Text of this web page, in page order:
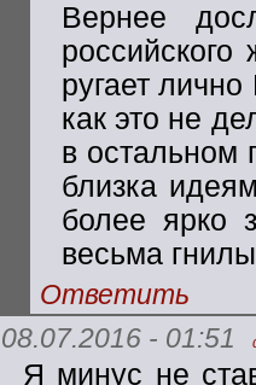
Вернее
ругает
как это не
в остальном
близка
более ярко
весьма
Ответить
08.07.2016 - 01:51
Я минус не